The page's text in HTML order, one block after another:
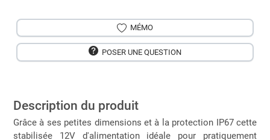
MÉMO
POSER UNE QUESTION
Description du produit
Grâce à ses petites dimensions et à la protection IP67 cette
stabilisée 12V d'alimentation idéale pour pratiquement